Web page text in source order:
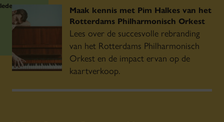
leden
Maak kennis met Pim Halkes van het
Rotterdams Philharmonisch Orkest
Lees over de succesvolle rebranding
van het Rotterdams Philharmonisch
Orkest en de impact ervan op de
kaartverkoop.